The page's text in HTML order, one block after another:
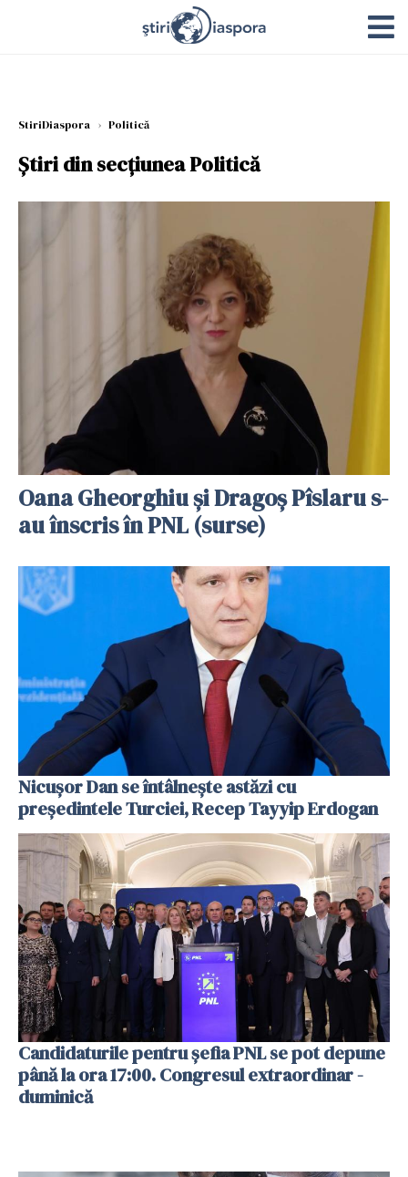
StiriDiaspora › Politică
Știri din secțiunea Politică
Oana Gheorghiu și Dragoș Pîslaru s-
au înscris în PNL (surse)
Nicușor Dan se întâlnește astăzi cu
preşedintele Turciei, Recep Tayyip Erdogan
Candidaturile pentru şefia PNL se pot depune
până la ora 17:00. Congresul extraordinar -
duminică